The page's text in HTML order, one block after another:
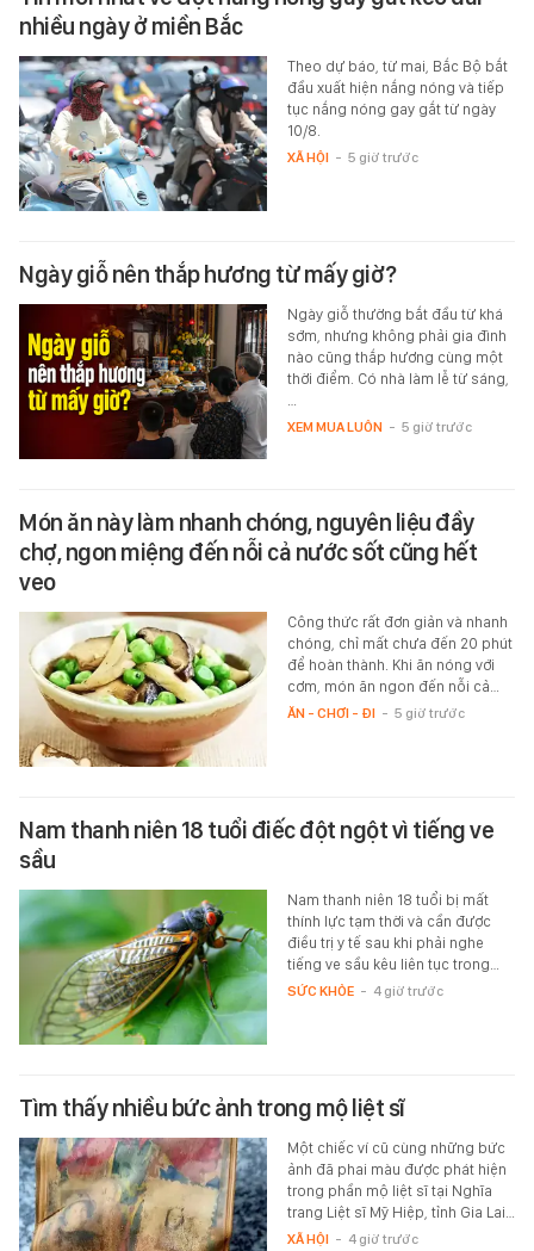
nhiều ngày ở miền Bắc
Theo dự báo, từ mai, Bắc Bộ bắt
đầu xuất hiện nắng nóng và tiếp
tục nắng nóng gay gắt từ ngày
10/8.
XÃ HỘI - 5 giờ trước
Ngày giỗ nên thắp hương từ mấy giờ?
Ngày giỗ thường bắt đầu từ khá
sớm, nhưng không phải gia đình
nào cũng thắp hương cùng một
thời điểm. Có nhà làm lễ từ sáng,
XEM MUA LUÔN - 5 giờ trước
Món ăn này làm nhanh chóng, nguyên liệu đầy
chợ, ngon miệng đến nỗi cả nước sốt cũng hết
veo
Công thức rất đơn giản và nhanh
chóng, chỉ mất chưa đến 20 phút
để hoàn thành. Khi ăn nóng với
cơm, món ăn ngon đến nỗi cả…
ĂN - CHƠI - ĐI - 5 giờ trước
Nam thanh niên 18 tuổi điếc đột ngột vì tiếng ve
sầu
Nam thanh niên 18 tuổi bị mất
thính lực tạm thời và cần được
điều trị y tế sau khi phải nghe
tiếng ve sầu kêu liên tục trong…
SỨC KHỎE - 4 giờ trước
Tìm thấy nhiều bức ảnh trong mộ liệt sĩ
Một chiếc ví cũ cùng những bức
ảnh đã phai màu được phát hiện
trong phần mộ liệt sĩ tại Nghĩa
trang Liệt sĩ Mỹ Hiệp, tỉnh Gia Lai…
XÃ HỘI - 4 giờ trước